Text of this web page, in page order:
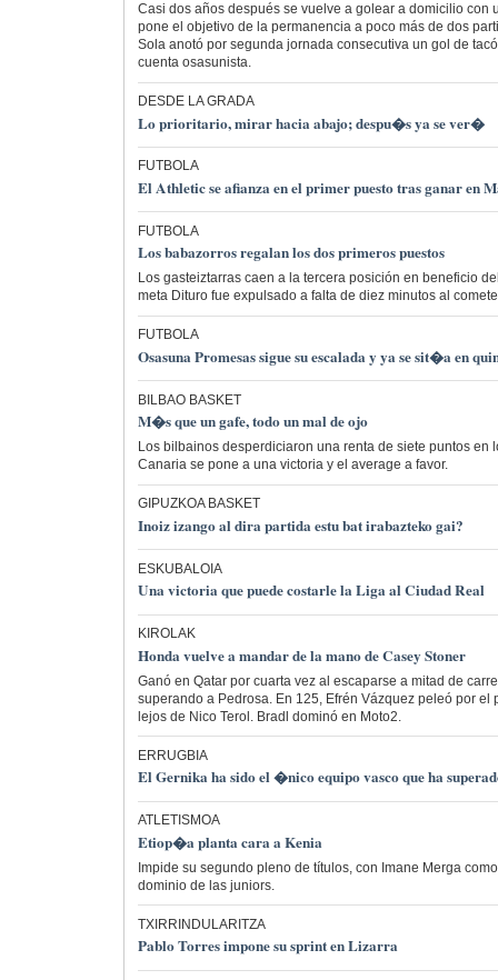
Casi dos años después se vuelve a golear a domicilio con
pone el objetivo de la permanencia a poco más de dos
Sola anotó por segunda jornada consecutiva un gol de
cuenta osasunista.
DESDE LA GRADA
Lo prioritario, mirar hacia abajo; despu�s ya se ver�
FUTBOLA
El Athletic se afianza en el primer puesto tras ganar en
FUTBOLA
Los babazorros regalan los dos primeros puestos
Los gasteiztarras caen a la tercera posición en beneficio
meta Dituro fue expulsado a falta de diez minutos al
FUTBOLA
Osasuna Promesas sigue su escalada y ya se sit�a en
BILBAO BASKET
M�s que un gafe, todo un mal de ojo
Los bilbainos desperdiciaron una renta de siete puntos en
Canaria se pone a una victoria y el average a favor.
GIPUZKOA BASKET
Inoiz izango al dira partida estu bat irabazteko gai?
ESKUBALOIA
Una victoria que puede costarle la Liga al Ciudad Real
KIROLAK
Honda vuelve a mandar de la mano de Casey Stoner
Ganó en Qatar por cuarta vez al escaparse a mitad de
superando a Pedrosa. En 125, Efrén Vázquez peleó por el
lejos de Nico Terol. Bradl dominó en Moto2.
ERRUGBIA
El Gernika ha sido el �nico equipo vasco que ha
ATLETISMOA
Etiop�a planta cara a Kenia
Impide su segundo pleno de títulos, con Imane Merga
dominio de las juniors.
TXIRRINDULARITZA
Pablo Torres impone su sprint en Lizarra